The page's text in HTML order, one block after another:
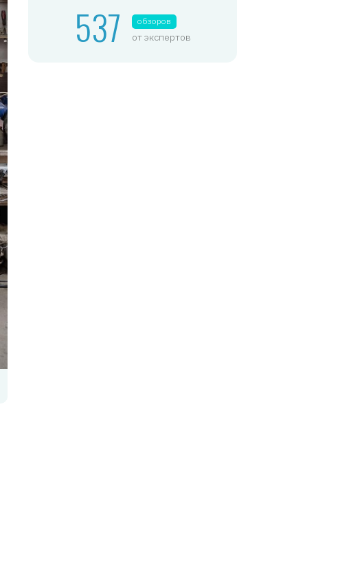
537 обзоров
от экспертов